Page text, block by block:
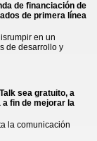
de financiación de
de primera línea
en un
de desarrollo y
sea gratuito, a
fin de mejorar la
la comunicación